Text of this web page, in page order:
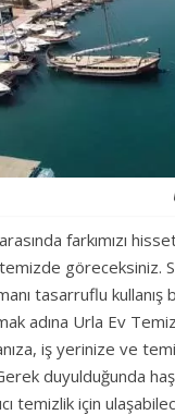
arasında farkımızı
göreceksiniz.
tasarruflu kullanış
adına Urla Ev
iş yerinize ve
duyulduğunda
temizlik için